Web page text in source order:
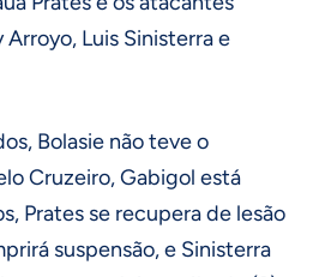
Arroyo, Luis Sinisterra e
Bolasie não teve o
Cruzeiro, Gabigol está
Prates se recupera de lesão
suspensão, e Sinisterra